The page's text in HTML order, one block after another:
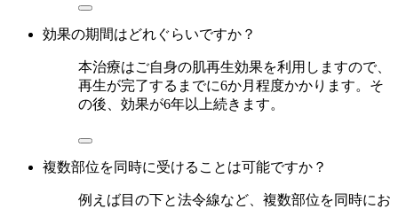
効果の期間はどれぐらいですか？
本治療はご自身の肌再生効果を利用しますので、
再生が完了するまでに6か月程度かかります。そ
の後、効果が6年以上続きます。
複数部位を同時に受けることは可能ですか？
例えば目の下と法令線など、複数部位を同時にお